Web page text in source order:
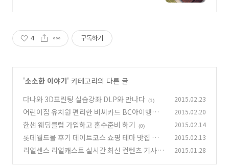
4 구독하기
'소소한 이야기' 카테고리의 다른 글
다나와 3D프린팅 실습강좌 DLP와 만나다 (1) 2015.02.23
어린이집 유치원 편리한 비씨카드 BC아이행복카
드
(0)
2015.02.20
한샘 웨딩클럽 가입하고 혼수준비 하기 (0) 2015.02.14
롯데월드몰 후기 데이트코스 쇼핑 테마 맛집 제2
롯데월드 후기
(0)
2015.02.13
리얼센스 리얼캐스트 실시간 최신 컨텐츠 기사 서
2015.01.28